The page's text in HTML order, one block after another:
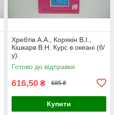
Хребтів А.А., Корякін В.І.,
Кішкарв В.Н. Курс в океані (б/
у).
Готово до відправки
616,50 ₴ 685 ₴
Купити